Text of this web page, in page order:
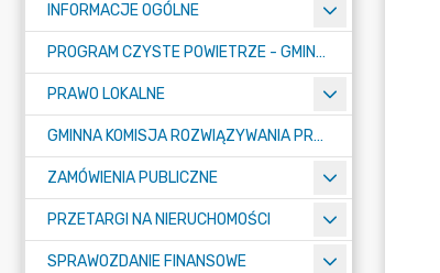
INFORMACJE OGÓLNE
PROGRAM CZYSTE POWIETRZE - GMINA KIKÓŁ
PRAWO LOKALNE
GMINNA KOMISJA ROZWIĄZYWANIA PROBLEMÓW ALKOHOLOWYCH
ZAMÓWIENIA PUBLICZNE
PRZETARGI NA NIERUCHOMOŚCI
SPRAWOZDANIE FINANSOWE